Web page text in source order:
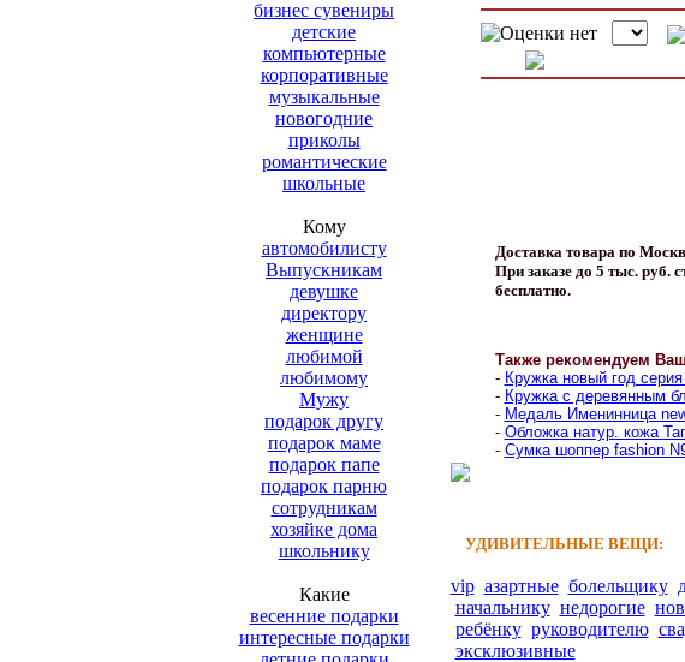
бизнес сувениры
детские
компьютерные
корпоративные
музыкальные
новогодние
приколы
романтические
школьные
Кому
автомобилисту
Выпускникам
девушке
директору
женщине
любимой
любимому
Мужу
подарок другу
подарок маме
подарок папе
подарок парню
сотрудникам
хозяйке дома
школьнику
Какие
весенние подарки
интересные подарки
Доставка товара по
При заказе до 5 тыс. руб.
бесплатно.
Также рекомендуем
- Кружка новый год
- Кружка с деревянным
- Медаль Именинница
- Обложка натур. кожа
- Сумка шоппер fashion
УДИВИТЕЛЬНЫЕ ВЕЩИ:
vip азартные болельщику
начальнику недорогие
ребёнку руководителю
эксклюзивные